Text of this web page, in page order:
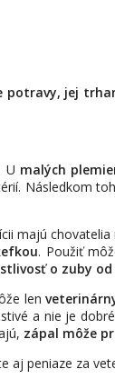
potravy, jej
U malých
Následkom
majú chovatelia
. Použiť
o zuby
len
a nie je
zápal môže
aj peniaze za